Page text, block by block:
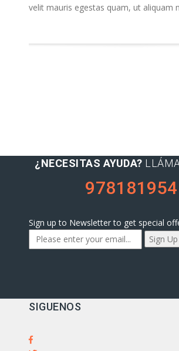
velit mauris egestas quam, ut aliquam
¿NECESITAS AYUDA?
978181954
Sign up to Newsletter to get special
SIGUENOS